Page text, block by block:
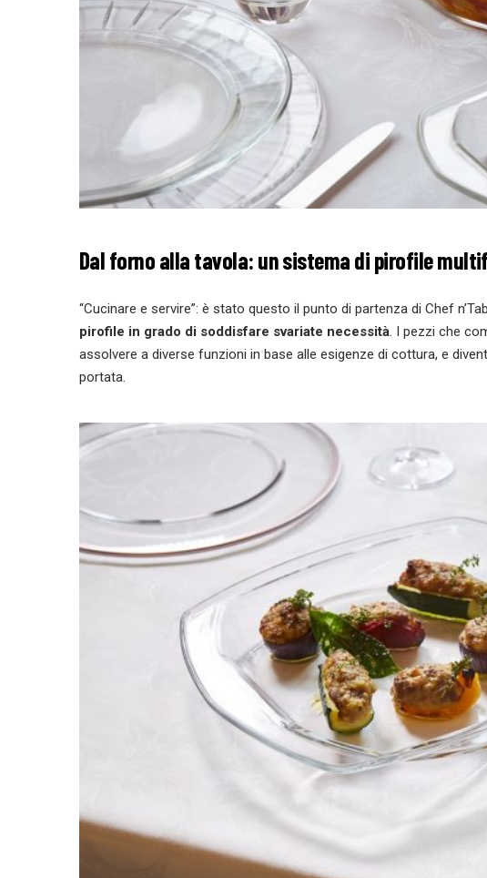
Dal forno alla tavola: un sistema di pirofile
“Cucinare e servire”: è stato questo il punto di partenza di Chef
pirofile in grado di soddisfare svariate necessità. I pezzi che
assolvere a diverse funzioni in base alle esigenze di cottura, e
portata.